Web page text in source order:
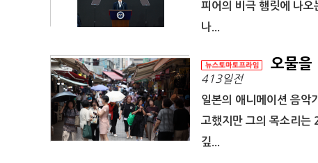
피어의 비극 햄릿에 나
나...
오물을
413일전
일본의 애니메이션 음악
고했지만 그의 목소리는
깊...